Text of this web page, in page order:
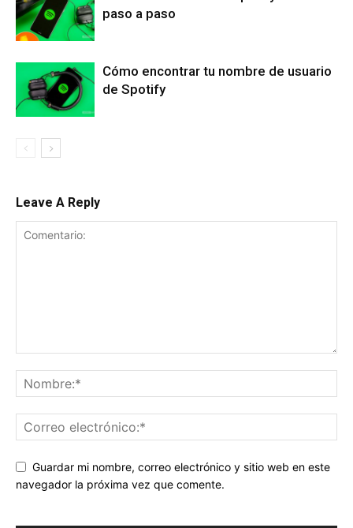
paso a paso
Cómo encontrar tu nombre de usuario
de Spotify
Leave A Reply
Guardar mi nombre, correo electrónico y sitio web en este
navegador la próxima vez que comente.